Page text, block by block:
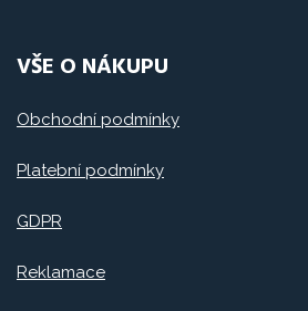
VŠE O NÁKUPU
Obchodní podmínky
Platební podmínky
GDPR
Reklamace